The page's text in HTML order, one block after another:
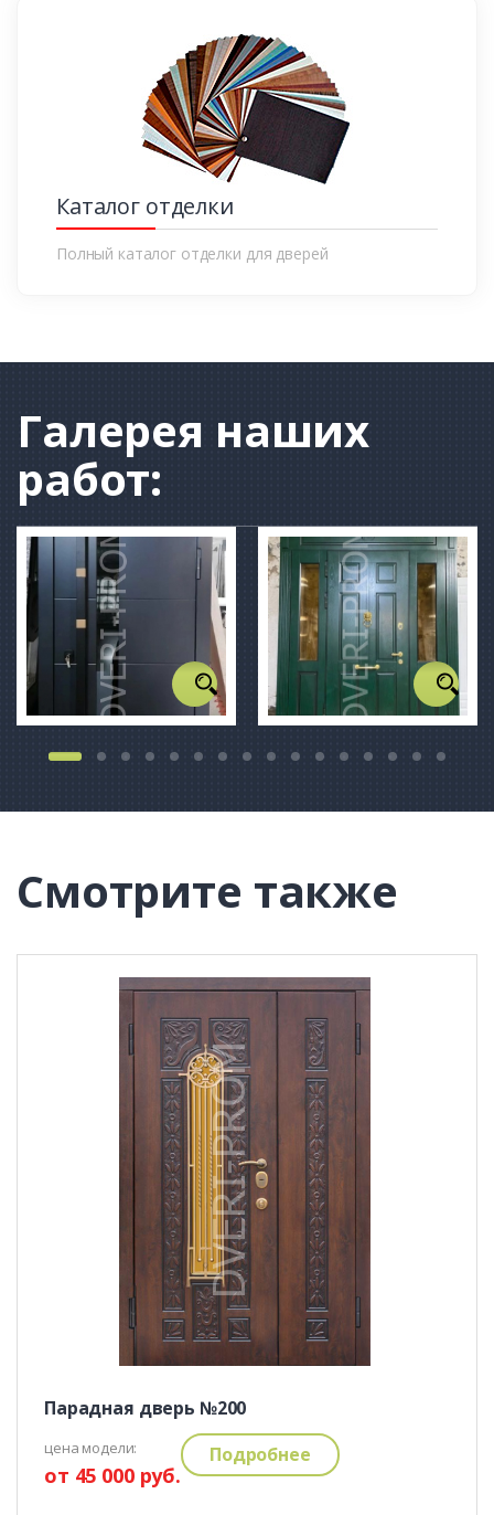
Каталог отделки
Полный каталог отделки для дверей
Галерея наших
работ:
Смотрите также
Парадная дверь №200
цена модели:
от 45 000 руб.
Подробнее